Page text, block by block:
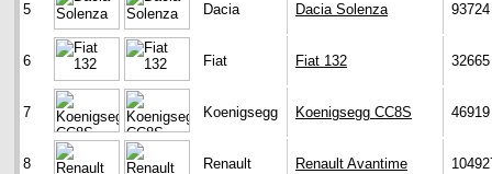
5 Dacia Dacia Solenza 93724
6 Fiat Fiat 132 32665
7 Koenigsegg Koenigsegg CC8S 46919
8 Renault Renault Avantime